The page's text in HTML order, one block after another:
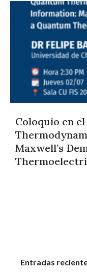
Coloquio en
Maxwell’s
Entradas